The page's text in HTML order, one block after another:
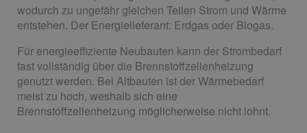
wodurch zu ungefähr gleichen Teilen Strom und Wärme
entstehen. Der Energielieferant: Erdgas oder Biogas.
Für energieeffiziente Neubauten kann der Strombedarf
fast vollständig über die Brennstoffzellenheizung
genutzt werden. Bei Altbauten ist der Wärmebedarf
meist zu hoch, weshalb sich eine
Brennstoffzellenheizung möglicherweise nicht lohnt.